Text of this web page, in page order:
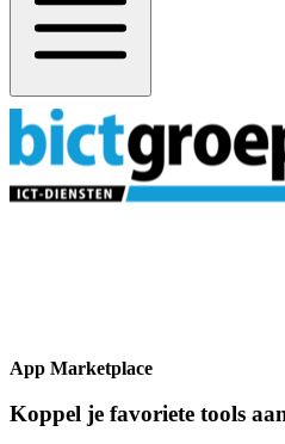
App Marketplace
Koppel je favoriete tools